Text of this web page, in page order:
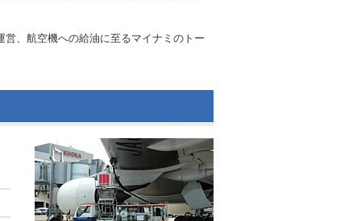
、航空機への給油に至るマイナミのトー